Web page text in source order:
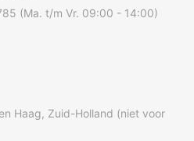
(Ma. t/m Vr. 09:00 - 14:00)
Haag, Zuid-Holland (niet voor